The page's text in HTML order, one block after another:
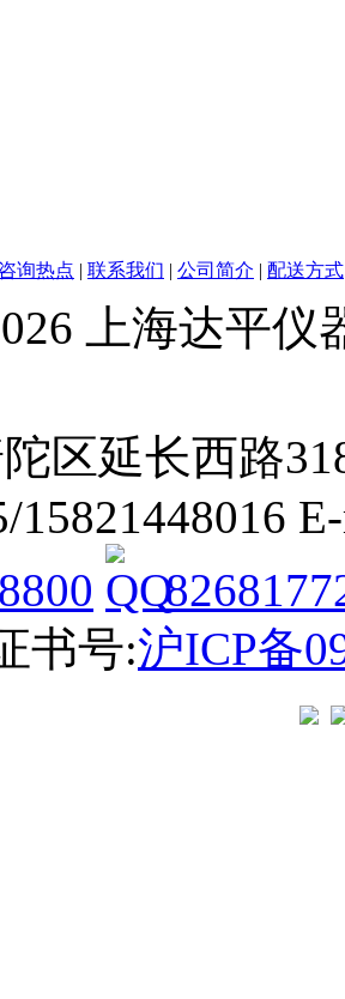
咨询热点 | 联系我们 | 公司简介 | 配送方式
上海达平
陀区延长西路
15821448016
书号:沪ICP备